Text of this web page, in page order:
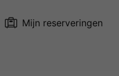
Mijn reserveringen